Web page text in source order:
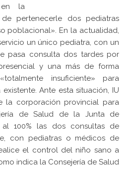
en la
pertenecerle dos pediatras
poblacional». En la actualidad,
un único pediatra, con un
pasa consulta dos tardes por
y una más de forma
insuficiente» para
Ante esta situación, IU
la corporación provincial para
de Salud de la Junta de
100% las dos consultas de
con pediatras o médicos de
el control del niño sano a
indica la Consejería de Salud